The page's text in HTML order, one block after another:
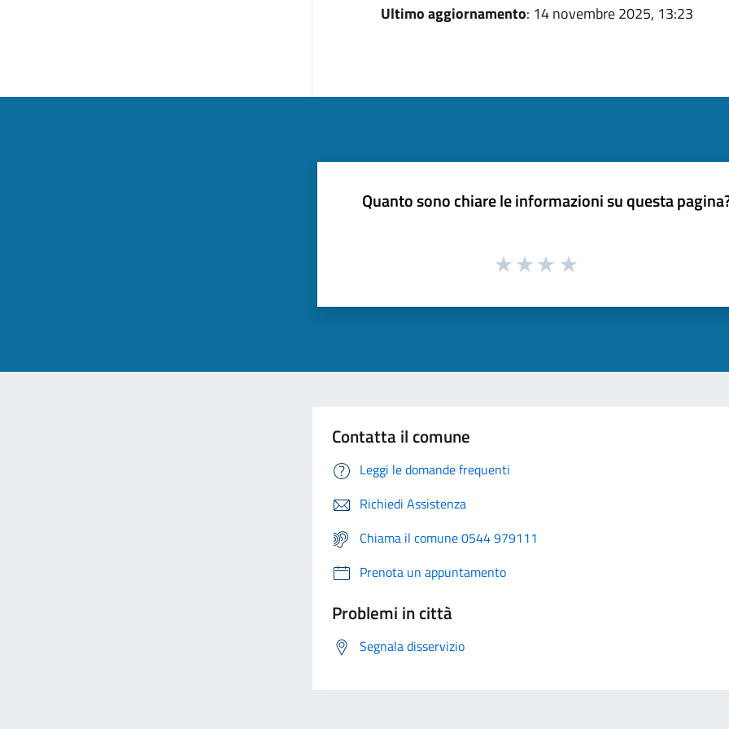
Ultimo aggiornamento: 14 novembre 2025, 13:23
Quanto sono chiare le informazioni su questa
Contatta il comune
Leggi le domande frequenti
Richiedi Assistenza
Chiama il comune 0544 979111
Prenota un appuntamento
Problemi in città
Segnala disservizio